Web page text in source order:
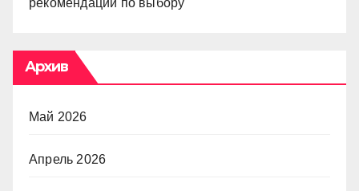
Архив
Май 2026
Апрель 2026